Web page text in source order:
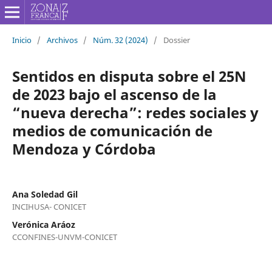
Inicio / Archivos / Núm. 32 (2024) / Dossier
Sentidos en disputa sobre el 25N
de 2023 bajo el ascenso de la
“nueva derecha”: redes sociales y
medios de comunicación de
Mendoza y Córdoba
Ana Soledad Gil
INCIHUSA- CONICET
Verónica Aráoz
CCONFINES-UNVM-CONICET